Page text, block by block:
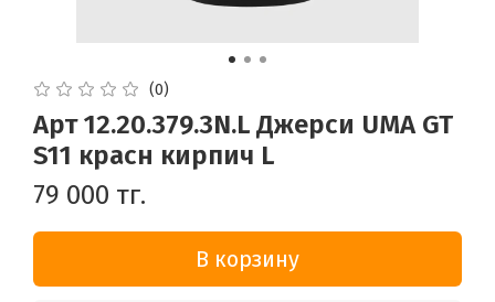
(0)
Арт 12.20.379.3N.L Джерси UMA GT
S11 красн кирпич L
79 000 тг.
В корзину